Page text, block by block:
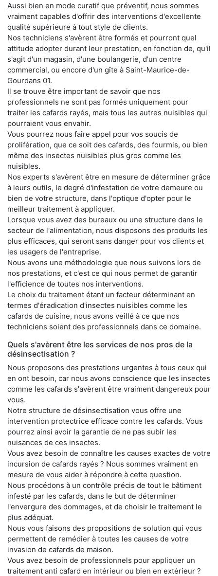
Aussi bien en mode curatif que préventif, nous sommes
vraiment capables d'offrir des interventions d'excellente
qualité supérieure à tout style de clients.
Nos techniciens s'avèrent être formés et pourront quel
attitude adopter durant leur prestation, en fonction de, qu'il
s'agit d'un magasin, d'une boulangerie, d'un centre
commercial, ou encore d'un gîte à Saint-Maurice-de-
Gourdans 01.
Il se trouve être important de savoir que nos
professionnels ne sont pas formés uniquement pour
traiter les cafards rayés, mais tous les autres nuisibles qui
pourraient vous envahir.
Vous pourrez nous faire appel pour vos soucis de
prolifération, que ce soit des cafards, des fourmis, ou bien
même des insectes nuisibles plus gros comme les
nuisibles.
Nos experts s'avèrent être en mesure de déterminer grâce
à leurs outils, le degré d'infestation de votre demeure ou
bien de votre structure, dans l'optique d'opter pour le
meilleur traitement à appliquer.
Lorsque vous avez des bureaux ou une structure dans le
secteur de l'alimentation, nous disposons des produits les
plus efficaces, qui seront sans danger pour vos clients et
les usagers de l'entreprise.
Nous avons une méthodologie que nous suivons lors de
nos prestations, et c'est ce qui nous permet de garantir
l'efficience de toutes nos interventions.
Le choix du traitement étant un facteur déterminant en
termes d'éradication d'insectes nuisibles comme les
cafards de cuisine, nous avons veillé à ce que nos
techniciens soient des professionnels dans ce domaine.
Quels s'avèrent être les services de nos pros de la
désinsectisation ?
Nous proposons des prestations urgentes à tous ceux qui
en ont besoin, car nous avons conscience que les insectes
comme les cafards s'avèrent être vraiment dangereux pour
vous.
Notre structure de désinsectisation vous offre une
intervention protectrice efficace contre les cafards. Vous
pourrez ainsi avoir la garantie de ne pas subir les
nuisances de ces insectes.
Vous avez besoin de connaître les causes exactes de votre
incursion de cafards rayés ? Nous sommes vraiment en
mesure de vous aider à répondre à cette question.
Nous procédons à un contrôle précis de tout le bâtiment
infesté par les cafards, dans le but de déterminer
l'envergure des dommages, et de choisir le traitement le
plus adéquat.
Nous vous faisons des propositions de solution qui vous
permettent de remédier à toutes les causes de votre
invasion de cafards de maison.
Vous avez besoin de professionnels pour appliquer un
traitement anti cafard en intérieur ou bien en extérieur ?